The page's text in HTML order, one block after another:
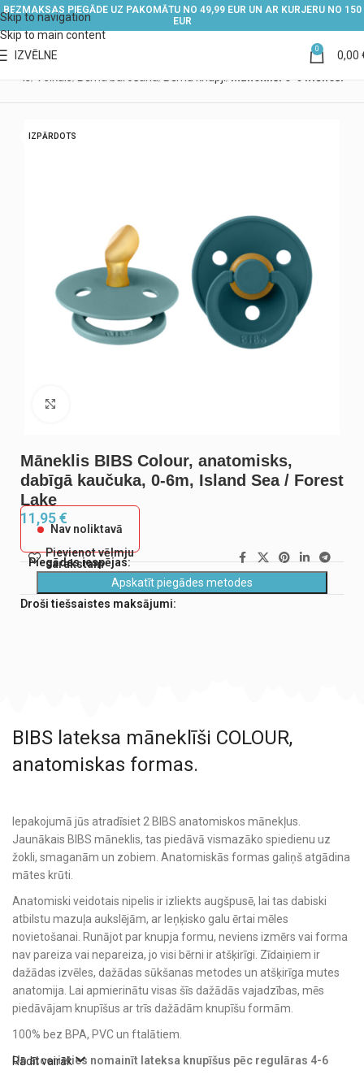
Skip to navigation
Skip to main content
BEZMAKSAS PIEGĀDE UZ PAKOMĀTU NO 49,99 EUR UN AR KURJERU NO 150
EUR
IZVĒLNE 0 0,00
IZPĀRDOTS
Māneklis BIBS Colour, anatomisks,
dabīgā kaučuka, 0-6m, Island Sea / Forest
Lake
11,95€
Nav noliktavā
Pievienot vēlmju
sarakstam
Piegādes iespējas:
Apskatīt piegādes metodes
Droši tiešsaistes maksājumi:
BIBS lateksa māneklīši COLOUR,
anatomiskas formas.
Iepakojumā jūs atradīsiet 2 BIBS anatomiskos mānekļus.
Jaunākais BIBS māneklis, tas piedāvā vismazāko spiedienu uz
žokli, smaganām un zobiem. Anatomiskās formas galiņš atgādina
mātes krūti.
Anatomiski veidotais nipelis ir izliekts augšpusē, lai tas dabiski
atbilstu mazuļa aukslējām, ar leņķisko galu ērtai mēles
novietošanai. Runājot par knupja formu, neviens izmērs vai forma
nav pareiza vai nepareiza, jo visi bērni ir atšķirīgi. Zīdaiņiem ir
dažādas izvēles, dažādas sūkšanas metodes un atšķirīga mutes
anatomija. Lai apmierinātu visas šīs dažādās vajadzības, mēs
piedāvājam knupīšus ar trīs dažādām knupīšu formām.
100% bez BPA, PVC un ftalātiem.
Un atcerieties nomainīt lateksa knupīšus pēc regulāras 4-6
Rādīt vairāk